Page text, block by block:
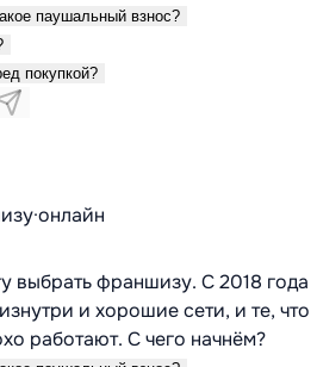
паушальный взнос?
покупкой?
·онлайн
выбрать франшизу. С 2018 года
и хорошие сети, и те, что
работают. С чего начнём?